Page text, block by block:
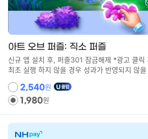
아트 오브 퍼즐: 직소 퍼즐
신규 앱 설치 후, 퍼즐301 잠금해제 *광고 클릭 후 1시간 이내에 어플을
최초 실행 하지 않을 경우 성과가 반영되지 않
2,540원
1,980원